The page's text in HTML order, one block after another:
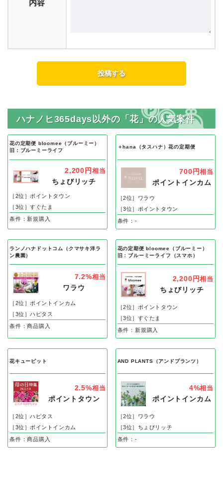
内容
ハナノヒ365days以外の「花」の人気案件
花の定期便 bloomee（ブルーミー）
旧：ブルーミーライフ
2,200円 相当
ちょびリッチ
［2位］ポイントタウン
［3位］すぐたま
条件：新規購入
＋hana（タスハナ）花の定期便
700円相当
ポイントインカム
［2位］ワラウ
［3位］ポイントタウン
条件：-
ランノハナドットコム（クマサキ洋ラ
ン農園）
7.2%相当
ワラウ
［2位］ポイントインカム
［3位］ハピタス
条件：商品購入
花の定期便 bloomee（ブルーミー）
旧：ブルーミーライフ（スマホ）
2,200円相当
ちょびリッチ
［2位］ポイントタウン
［3位］すぐたま
条件：新規購入
花キューピット
2.5%相当
ポイントタウン
［2位］ハピタス
［3位］ポイントインカム
条件：商品購入
AND PLANTS（アンドプランツ）
4%相当
ポイントインカム
［2位］ワラウ
［3位］ちょびリッチ
条件：-